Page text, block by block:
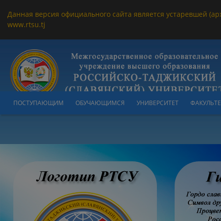
Данная версия официального сайта является устаревшей
www.rtsu.tj
ПОСТУПАЮЩИМ ОБУЧАЮЩИМСЯ УНИВЕРСИТЕТ